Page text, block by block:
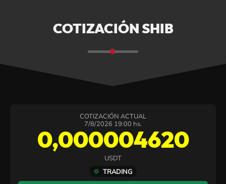
COTIZACIÓN SHIB
COTIZACIÓN ACTUAL
7/8/2026 19:00 hs.
0,000004620
USDT
TRADING